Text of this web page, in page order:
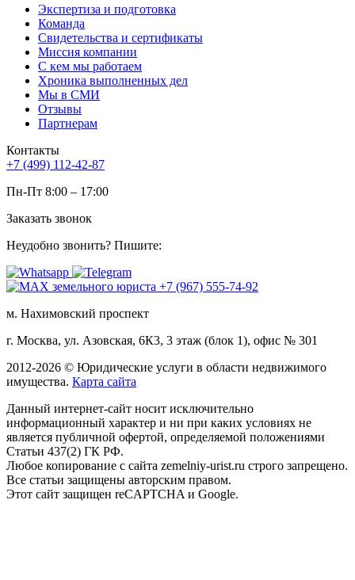
Экспертиза и подготовка
Команда
Свидетельства и сертификаты
Миссия компании
С кем мы работаем
Хроника выполненных дел
Мы в СМИ
Отзывы
Партнерам
Контакты
+7 (499) 112-42-87
Пн-Пт 8:00 – 17:00
Заказать звонок
Неудобно звонить? Пишите:
м. Нахимовский проспект
г. Москва, ул. Азовская, 6К3, 3 этаж (блок 1), офис № 301
2012-2026 © Юридические услуги в области недвижимого
имущества. Карта сайта
Данный интернет-сайт носит исключительно
информационный характер и ни при каких условиях не
является публичной офертой, определяемой положениями
Статьи 437(2) ГК РФ.
Любое копирование с сайта zemelniy-urist.ru строго запрещено.
Все статьи защищены авторским правом.
Этот сайт защищен reCAPTCHA и Google.